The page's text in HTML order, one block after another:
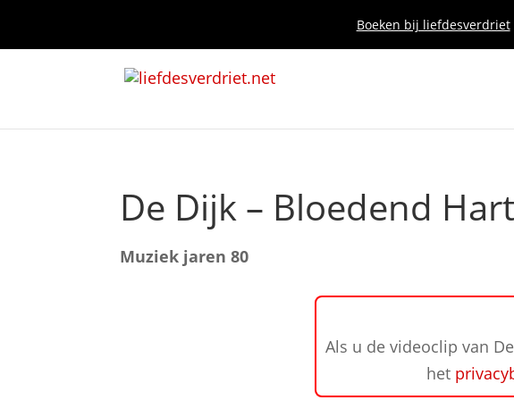
Boeken bij liefdesverdriet
De Dijk – Bloedend
Muziek jaren 80
Als u de videoclip van
het